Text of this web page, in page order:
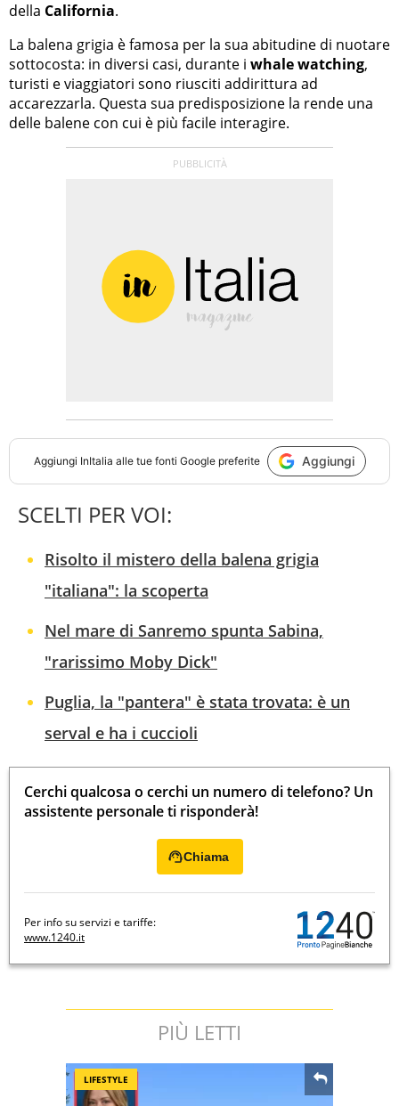
della California.
La balena grigia è famosa per la sua abitudine di nuotare
sottocosta: in diversi casi, durante i whale watching,
turisti e viaggiatori sono riusciti addirittura ad
accarezzarla. Questa sua predisposizione la rende una
delle balene con cui è più facile interagire.
Aggiungi InItalia alle tue fonti Google preferite Aggiungi
SCELTI PER VOI:
Risolto il mistero della balena grigia
"italiana": la scoperta
Nel mare di Sanremo spunta Sabina,
"rarissimo Moby Dick"
Puglia, la "pantera" è stata trovata: è un
serval e ha i cuccioli
Cerchi qualcosa o cerchi un numero di telefono? Un
assistente personale ti risponderà!
Chiama
Per info su servizi e tariffe:
www.1240.it
PIÙ LETTI
LIFESTYLE